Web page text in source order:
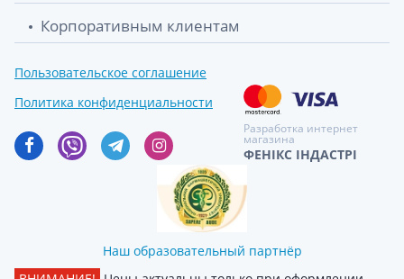
Корпоративным клиентам
Пользовательское соглашение
Политика конфиденциальности
Разработка интернет
магазина
ФЕНІКС ІНДАСТРІ
Наш образовательный партнёр